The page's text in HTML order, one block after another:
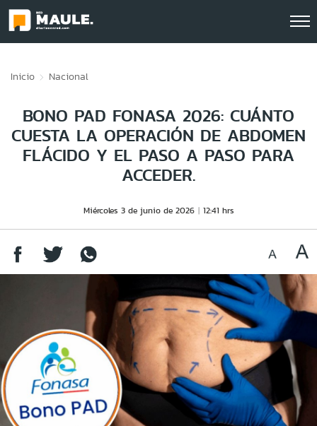
Inicio Nacional
BONO PAD FONASA 2026: CUÁNTO
CUESTA LA OPERACIÓN DE ABDOMEN
FLÁCIDO Y EL PASO A PASO PARA
ACCEDER.
Miércoles 3 de junio de 2026 12:41 hrs